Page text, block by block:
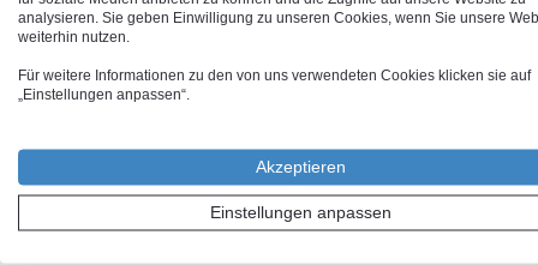
analysieren. Sie geben Einwilligung zu unseren Cookies, wenn Sie unsere
weiterhin nutzen.
Für weitere Informationen zu den von uns verwendeten Cookies klicken sie auf
„Einstellungen anpassen“.
Akzeptieren
Einstellungen anpassen